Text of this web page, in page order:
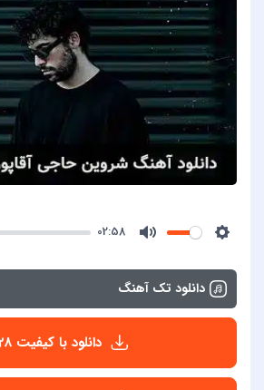
02:58
دانلود تک آهنگ
دانلود با کیفیت 128